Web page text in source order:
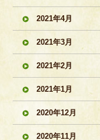
2021年4月
2021年3月
2021年2月
2021年1月
2020年12月
2020年11月